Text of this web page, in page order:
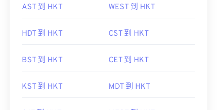
AST 到 HKT WEST 到 HKT
HDT 到 HKT CST 到 HKT
BST 到 HKT CET 到 HKT
KST 到 HKT MDT 到 HKT